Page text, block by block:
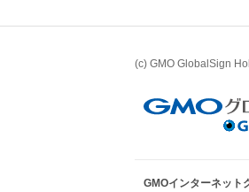
(c) GMO GlobalSign
GMOインターネット